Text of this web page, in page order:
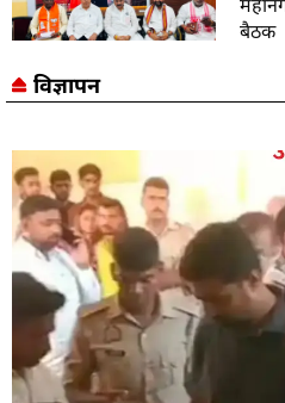
बैठक
विज्ञापन